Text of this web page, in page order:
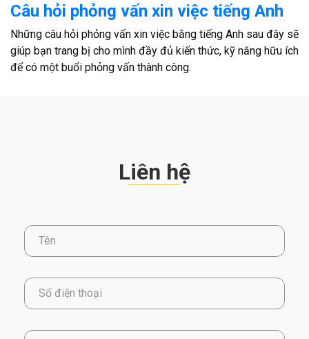
Câu hỏi phỏng vấn xin việc tiếng Anh
Những câu hỏi phỏng vấn xin việc bằng tiếng Anh sau đây sẽ
giúp bạn trang bị cho mình đầy đủ kiến thức, kỹ năng hữu ích
để có một buổi phỏng vấn thành công.
Liên hệ